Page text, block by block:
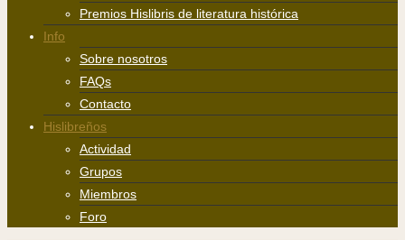
Premios Hislibris de literatura histórica
Info
Sobre nosotros
FAQs
Contacto
Hislibreños
Actividad
Grupos
Miembros
Foro